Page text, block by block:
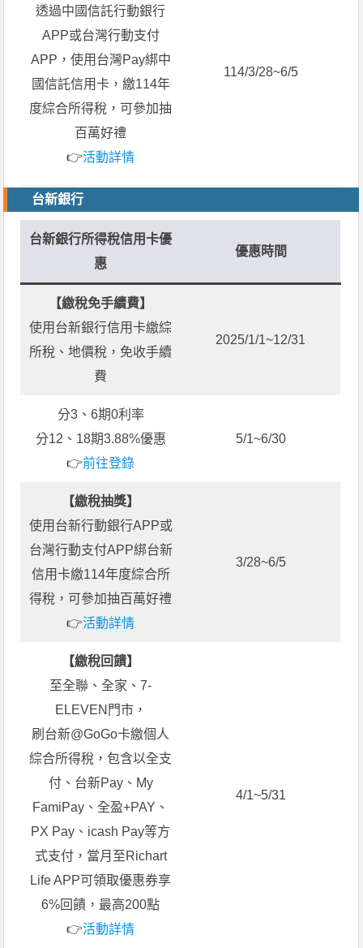
透過中國信託行動銀行
APP或台灣行動支付
APP，使用台灣Pay綁中
國信託信用卡，繳114年
度綜合所得稅，可參加抽
百萬好禮
👉活動詳情
114/3/28~6/5
台新銀行
台新銀行所得稅信用卡優
惠
優惠時間
【繳稅免手續費】
使用台新銀行信用卡繳綜
所稅、地價稅，免收手續
費
2025/1/1~12/31
分3、6期0利率
分12、18期3.88%優惠
👉前往登錄
5/1~6/30
【繳稅抽獎】
使用台新行動銀行APP或
台灣行動支付APP綁台新
信用卡繳114年度綜合所
得稅，可參加抽百萬好禮
👉活動詳情
3/28~6/5
【繳稅回饋】
至全聯、全家、7-
ELEVEN門市，
刷台新@GoGo卡繳個人
綜合所得稅，包含以全支
付、台新Pay、My
FamiPay、全盈+PAY、
PX Pay、icash Pay等方
式支付，當月至Richart
Life APP可領取優惠券享
6%回饋，最高200點
👉活動詳情
4/1~5/31